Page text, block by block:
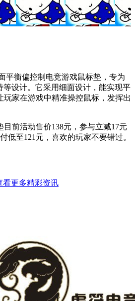
平衡偏控制电竞游戏鼠标垫，专为
等设计。它采用细面设计，能实现平
玩家在游戏中精准操控鼠标，发挥出
前活动售价138元，参与立减17元
低至121元，喜欢的玩家不要错过。
看更多精彩资讯